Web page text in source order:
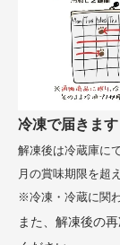
冷凍で届きま
解凍後は冷蔵庫に
月の賞味期限を超
※冷凍・冷蔵に関
また、解凍後の